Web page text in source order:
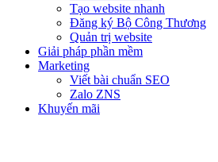
Tạo website nhanh
Đăng ký Bộ Công Thương
Quản trị website
Giải pháp phần mềm
Marketing
Viết bài chuẩn SEO
Zalo ZNS
Khuyến mãi